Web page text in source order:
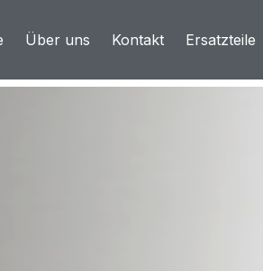
Über uns Kontakt Ersatzteile